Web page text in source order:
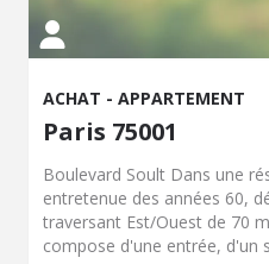
ACHAT - APPARTEMENT
Paris 75001
Boulevard Soult Dans une
entretenue des années 60,
traversant Est/Ouest de 70
compose d'une entrée, d'un